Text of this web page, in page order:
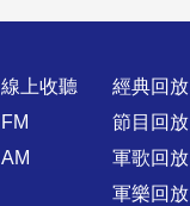
線上收聽
FM
AM
經典回放
節目回放
軍歌回放
軍樂回放